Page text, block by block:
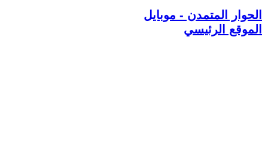
الحوار المتمدن - موبايل
الموقع الرئيسي